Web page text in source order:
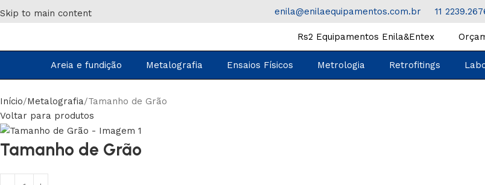
Skip to main content enila@enilaequipamentos.com.br 11
Rs2 Equipamentos Enila&Entex
Areia e fundição Metalografia Ensaios Físicos Metrologia Retrofitings
Início Metalografia Tamanho de Grão
Voltar para produtos
Tamanho de Grão